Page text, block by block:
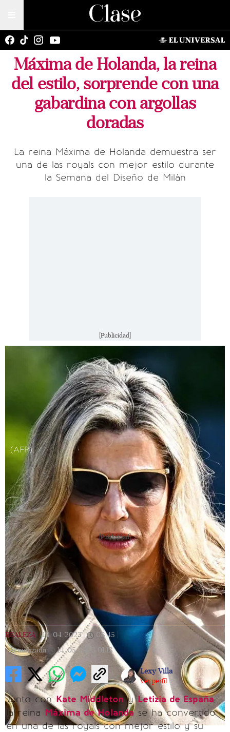
Máxima de Holanda, la reina
del estilo, sorprende con una
gabardina con argollas
doradas
La reina Máxima de Holanda demuestra ser
una de las royals con mejor estilo durante
la Semana del Diseño de Milán
[Publicidad]
(AFP)
[Publicidad]
REALEZA | 18/04/2023 | 08:45
Actualizada
14/05/2023 01:13
Lexy Villa
Ver perfil
Junto con Kate MiddletonyLetizia de España,
la reina Máxima de Holandase ha convertido
en una de las royals con mejor estilo y su